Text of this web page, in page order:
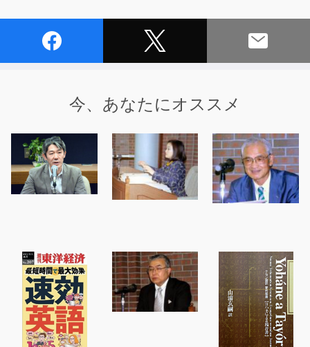
灰原元気：小野大輔
今、あなたにオススメ